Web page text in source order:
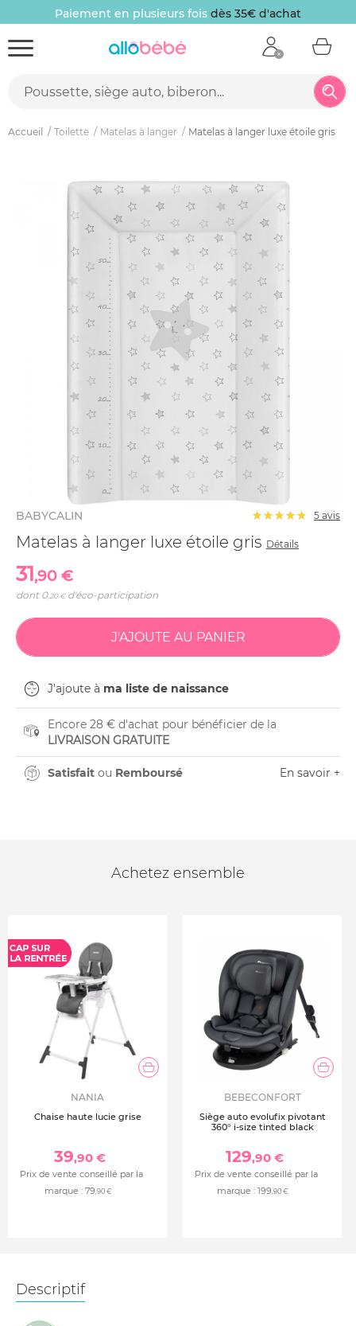
Paiement en plusieurs fois dès 35€ d'achat
Accueil Toilette Matelas à langer Matelas à langer luxe étoile gris
BABYCALIN 5 avis
Matelas à langer luxe étoile gris Détails
31,90 €
dont 0,20 €d'éco-participation
J'ajoute à ma liste de naissance
Encore 28 € d'achat pour bénéficier de la
LIVRAISON GRATUITE
Satisfait ou Remboursé En savoir +
Achetez ensemble
NANIA
Chaise haute lucie grise
39,90 €
Prix de vente conseillé par la
marque : 79,90 €
BEBECONFORT
Siège auto evolufix pivotant
360° i-size tinted black
129,90 €
Prix de vente conseillé par la
marque : 199,90 €
Descriptif